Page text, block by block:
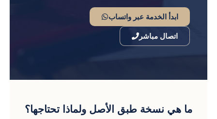
ابدأ الخدمة عبر واتساب
اتصال مباشر
ما هي نسخة طبق الأصل ولماذا تحتاجها؟